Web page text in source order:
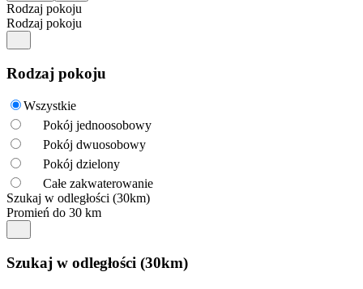
Rodzaj pokoju
Rodzaj pokoju
Rodzaj pokoju
Wszystkie
Pokój jednoosobowy
Pokój dwuosobowy
Pokój dzielony
Całe zakwaterowanie
Szukaj w odległości (30km)
Promień do 30 km
Szukaj w odległości (30km)